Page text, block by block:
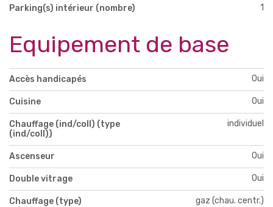
Parking(s) intérieur (nombre) 1
Equipement de base
Accès handicapés Oui
Cuisine Oui
Chauffage (ind/coll) (type
(ind/coll))
individuel
Ascenseur Oui
Double vitrage Oui
Chauffage (type) gaz (chau. centr.)